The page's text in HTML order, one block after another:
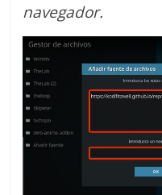
navegador.